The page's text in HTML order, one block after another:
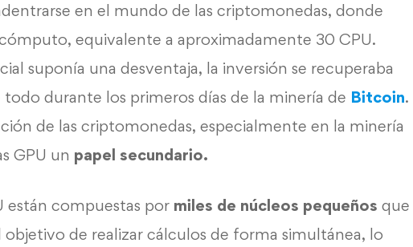
en el mundo de las criptomonedas, donde
equivalente a aproximadamente 30 CPU.
suponía una desventaja, la inversión se recuperaba
durante los primeros días de la minería de Bitcoin.
de las criptomonedas, especialmente en la minería
GPU un papel secundario.
están compuestas por miles de núcleos pequeños que
objetivo de realizar cálculos de forma simultánea, lo